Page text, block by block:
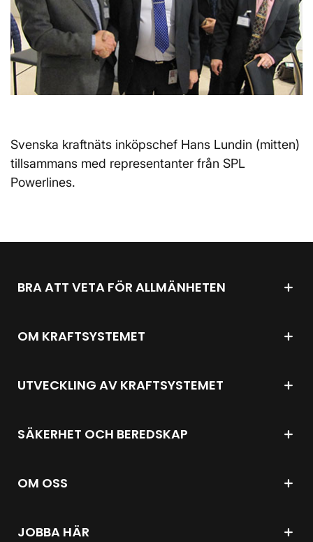
Svenska kraftnäts inköpschef Hans Lundin (mitten)
tillsammans med representanter från SPL
Powerlines.
BRA ATT VETA FÖR ALLMÄNHETEN
OM KRAFTSYSTEMET
UTVECKLING AV KRAFTSYSTEMET
SÄKERHET OCH BEREDSKAP
OM OSS
JOBBA HÄR